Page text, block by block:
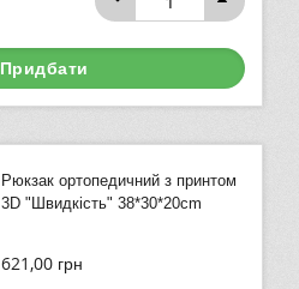
Придбати
Рюкзак ортопедичний з принтом
3D "Швидкість" 38*30*20cm
621,00 грн